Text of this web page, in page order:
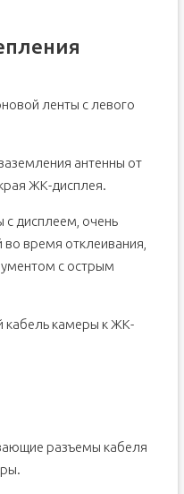
ленты с левого
антенны от
ЖК-дисплея.
с дисплеем, очень
время отклеивания,
с острым
кабель камеры к ЖК-
разъемы кабеля